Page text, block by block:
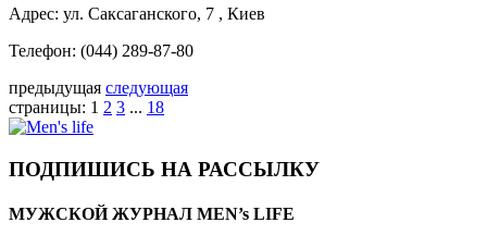
Адрес: ул. Саксаганского, 7 , Киев
Телефон: (044) 289-87-80
предыдущая следующая
страницы: 1 2 3 ... 18
ПОДПИШИСЬ НА РАССЫЛКУ
МУЖСКОЙ ЖУРНАЛ MEN’s LIFE